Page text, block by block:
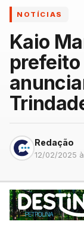
NOTÍCIAS
Kaio
prefeito
Redação
12/02/2025